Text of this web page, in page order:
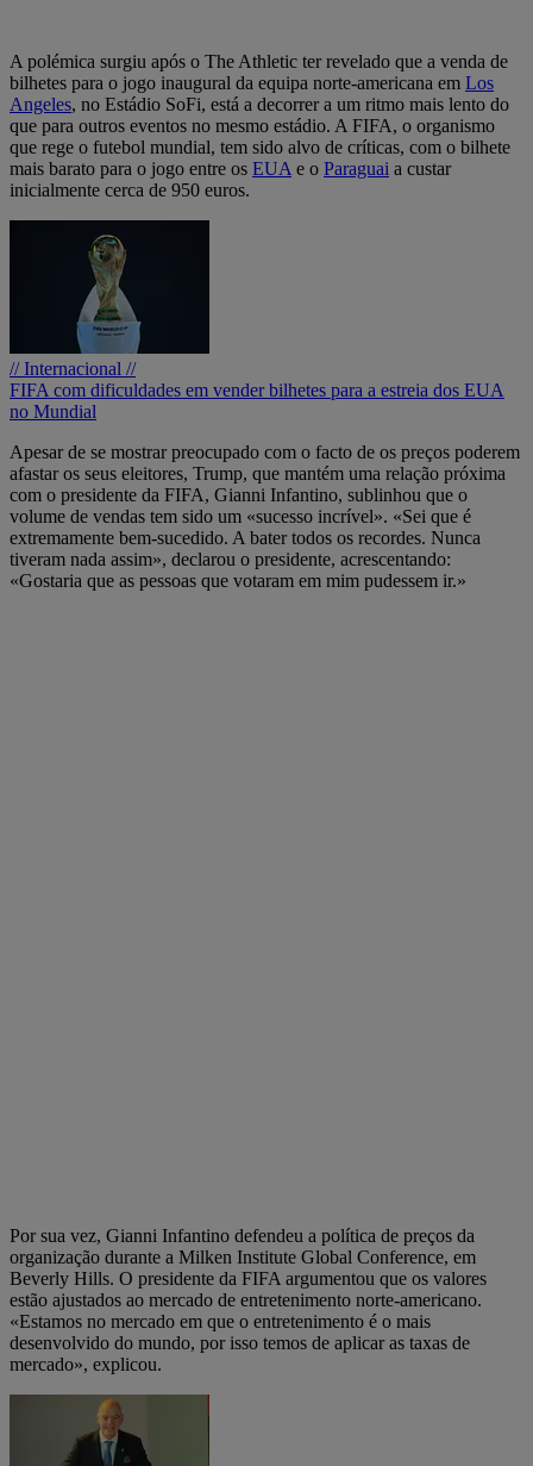
A polémica surgiu após o The Athletic ter revelado que a venda de
bilhetes para o jogo inaugural da equipa norte-americana em Los
Angeles, no Estádio SoFi, está a decorrer a um ritmo mais lento do
que para outros eventos no mesmo estádio. A FIFA, o organismo
que rege o futebol mundial, tem sido alvo de críticas, com o bilhete
mais barato para o jogo entre os EUA e o Paraguai a custar
inicialmente cerca de 950 euros.
// Internacional //
FIFA com dificuldades em vender bilhetes para a estreia dos EUA
no Mundial
Apesar de se mostrar preocupado com o facto de os preços poderem
afastar os seus eleitores, Trump, que mantém uma relação próxima
com o presidente da FIFA, Gianni Infantino, sublinhou que o
volume de vendas tem sido um «sucesso incrível». «Sei que é
extremamente bem-sucedido. A bater todos os recordes. Nunca
tiveram nada assim», declarou o presidente, acrescentando:
«Gostaria que as pessoas que votaram em mim pudessem ir.»
Por sua vez, Gianni Infantino defendeu a política de preços da
organização durante a Milken Institute Global Conference, em
Beverly Hills. O presidente da FIFA argumentou que os valores
estão ajustados ao mercado de entretenimento norte-americano.
«Estamos no mercado em que o entretenimento é o mais
desenvolvido do mundo, por isso temos de aplicar as taxas de
mercado», explicou.